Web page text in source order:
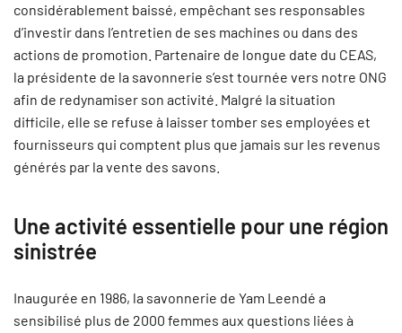
considérablement baissé, empêchant ses responsables
d’investir dans l’entretien de ses machines ou dans des
actions de promotion. Partenaire de longue date du CEAS,
la présidente de la savonnerie s’est tournée vers notre ONG
afin de redynamiser son activité. Malgré la situation
difficile, elle se refuse à laisser tomber ses employées et
fournisseurs qui comptent plus que jamais sur les revenus
générés par la vente des savons.
Une activité essentielle pour une région
sinistrée
Inaugurée en 1986, la savonnerie de Yam Leendé a
sensibilisé plus de 2000 femmes aux questions liées à